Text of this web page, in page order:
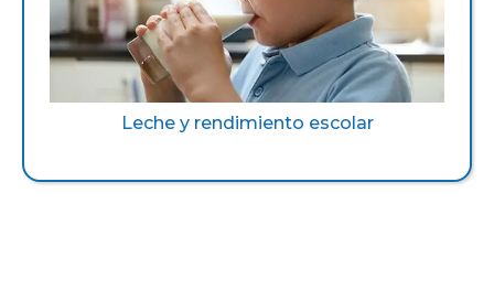
Leche y rendimiento escolar